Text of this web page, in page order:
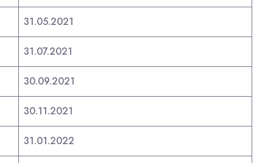
31.05.2021
31.07.2021
30.09.2021
30.11.2021
31.01.2022